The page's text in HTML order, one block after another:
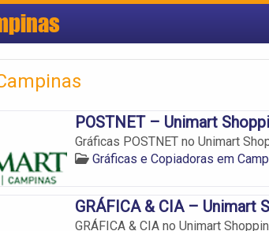
POSTNET – Unimart
Gráficas POSTNET no Unimart
Gráficas e Copiadoras em
GRÁFICA & CIA – Unimart
GRÁFICA & CIA no Unimart